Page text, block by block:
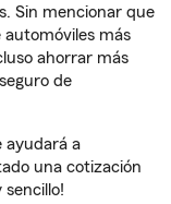
Sin mencionar que
automóviles más
ahorrar más
de
ayudará a
una cotización
sencillo!